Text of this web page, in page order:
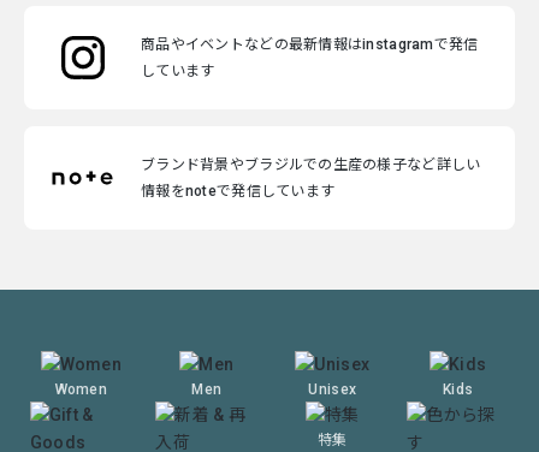
商品やイベントなどの最新情報はinstagramで発信
しています
ブランド背景やブラジルでの生産の様子など詳しい
情報をnoteで発信しています
Women Men Unisex Kids
特集